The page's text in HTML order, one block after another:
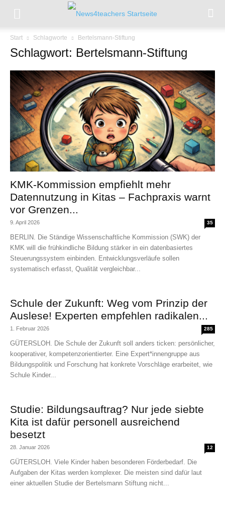
Start Schlagworte Bertelsmann-Stiftung
Schlagwort: Bertelsmann-Stiftung
KMK-Kommission empfiehlt mehr
Datennutzung in Kitas – Fachpraxis warnt
vor Grenzen...
9. April 2026 35
BERLIN. Die Ständige Wissenschaftliche Kommission (SWK) der
KMK will die frühkindliche Bildung stärker in ein datenbasiertes
Steuerungssystem einbinden. Entwicklungsverläufe sollen
systematisch erfasst, Qualität vergleichbar...
Schule der Zukunft: Weg vom Prinzip der
Auslese! Experten empfehlen radikalen...
1. Februar 2026 285
GÜTERSLOH. Die Schule der Zukunft soll anders ticken: persönlicher,
kooperativer, kompetenzorientierter. Eine Expert*innengruppe aus
Bildungspolitik und Forschung hat konkrete Vorschläge erarbeitet, wie
Schule Kinder...
Studie: Bildungsauftrag? Nur jede siebte
Kita ist dafür personell ausreichend
besetzt
28. Januar 2026 12
GÜTERSLOH. Viele Kinder haben besonderen Förderbedarf. Die
Aufgaben der Kitas werden komplexer. Die meisten sind dafür laut
einer aktuellen Studie der Bertelsmann Stiftung nicht...